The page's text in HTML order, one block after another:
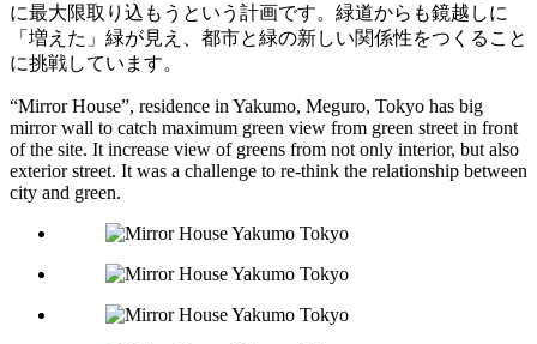
に最大限取り込もうという計画です。緑道からも鏡越しに
「増えた」緑が見え、都市と緑の新しい関係性をつくること
に挑戦しています。
“Mirror House”, residence in Yakumo, Meguro, Tokyo has big
mirror wall to catch maximum green view from green street in front
of the site. It increase view of greens from not only interior, but also
exterior street. It was a challenge to re-think the relationship between
city and green.